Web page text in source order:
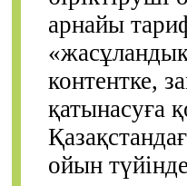
арнайы
контентке,
қатынасуға
ойын